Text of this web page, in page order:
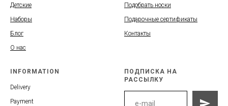
Детские
Наборы
Блог
О нас
Подобрать носки
Подарочные сертификаты
Контакты
INFORMATION
Delivery
Payment
ПОДПИСКА НА
РАССЫЛКУ